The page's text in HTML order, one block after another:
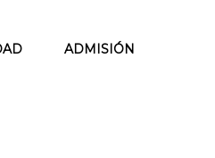
ADMISIÓN